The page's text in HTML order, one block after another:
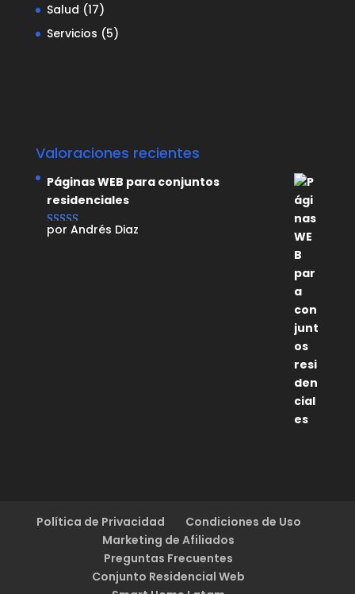
Salud (17)
Servicios (5)
Valoraciones recientes
Páginas WEB para conjuntos
residenciales
Valorado con
por Andrés Diaz
Política de Privacidad
Condiciones de Uso
Marketing de Afiliados
Preguntas Frecuentes
Conjunto Residencial Web